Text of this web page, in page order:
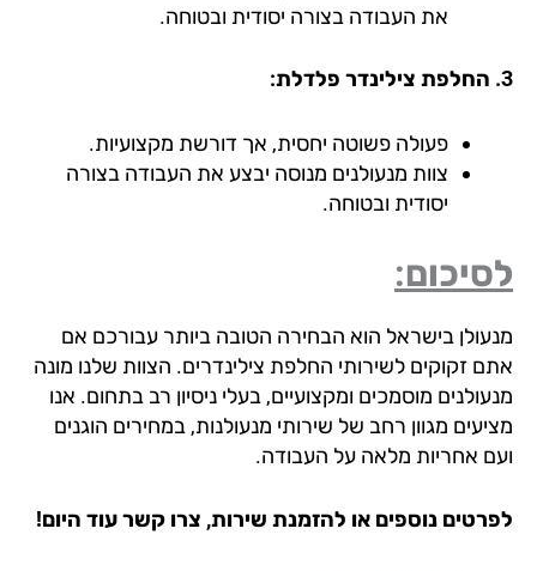
את העבודה בצורה יסודית ובטוחה.
פעולה פשוטה יחסית, אך דורשת מקצועיות.
צוות מנעולנים מנוסה יבצע את העבודה בצורה
יסודית ובטוחה.
בישראל הוא הבחירה הטובה ביותר עבורכם אם
זקוקים לשירותי החלפת צילינדרים. הצוות שלנו מונה
מוסמכים ומקצועיים, בעלי ניסיון רב בתחום. אנו
מגוון רחב של שירותי מנעולנות, במחירים הוגנים
אחריות מלאה על העבודה.
נוספים או להזמנת שירות, צרו קשר עוד היום!